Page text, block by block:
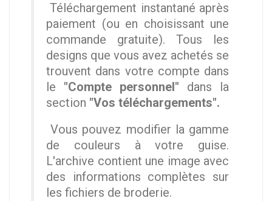
Téléchargement instantané après
paiement (ou en choisissant une
commande gratuite). Tous les
designs que vous avez achetés se
trouvent dans votre compte dans
le "Compte personnel" dans la
section "Vos téléchargements".
Vous pouvez modifier la gamme
de couleurs à votre guise.
L'archive contient une image avec
des informations complètes sur
les fichiers de broderie.